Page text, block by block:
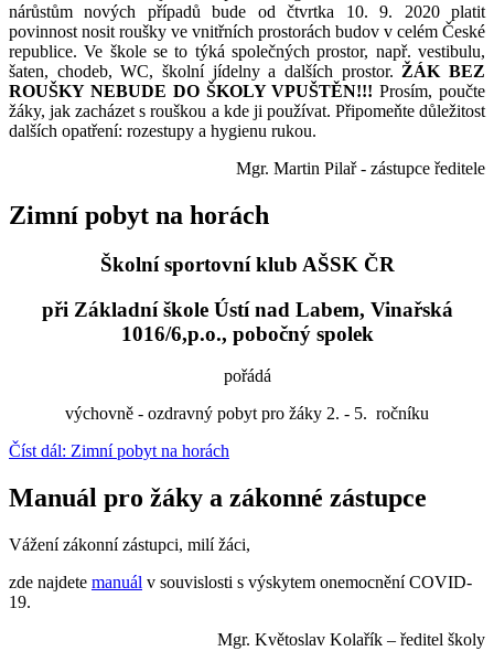
nárůstům nových případů bude od čtvrtka 10. 9. 2020 platit
povinnost nosit roušky ve vnitřních prostorách budov v celém České
republice. Ve škole se to týká společných prostor, např. vestibulu,
šaten, chodeb, WC, školní jídelny a dalších prostor. ŽÁK BEZ
ROUŠKY NEBUDE DO ŠKOLY VPUŠTĚN!!!Prosím, poučte
žáky, jak zacházet s rouškou a kde ji používat. Připomeňte důležitost
dalších opatření: rozestupy a hygienu rukou.
Mgr. Martin Pilař - zástupce ředitele
Zimní pobyt na horách
Školní sportovní klub AŠSK ČR
při Základní škole Ústí nad Labem, Vinařská
1016/6,p.o., pobočný spolek
pořádá
výchovně - ozdravný pobyt pro žáky 2. - 5. ročníku
Číst dál: Zimní pobyt na horách
Manuál pro žáky a zákonné zástupce
Vážení zákonní zástupci, milí žáci,
zde najdete manuál v souvislosti s výskytem onemocnění COVID-
19.
Mgr. Květoslav Kolařík – ředitel školy